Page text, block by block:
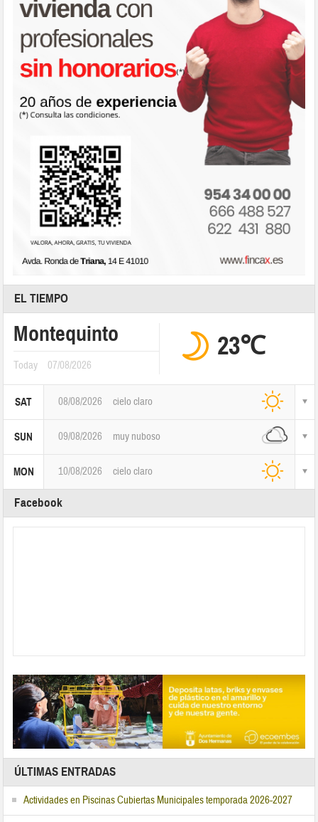
EL TIEMPO
Montequinto
Today 07/08/2026
23℃
SAT 08/08/2026 cielo claro
SUN 09/08/2026 muy nuboso
MON 10/08/2026 cielo claro
Facebook
ÚLTIMAS ENTRADAS
Actividades en Piscinas Cubiertas Municipales temporada 2026-2027